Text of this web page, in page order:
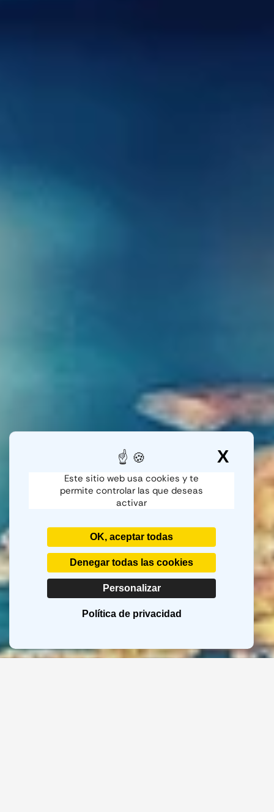
Este sitio web usa cookies y te
permite controlar las que deseas
activar
OK, aceptar todas
Denegar todas las cookies
Personalizar
Política de privacidad
X